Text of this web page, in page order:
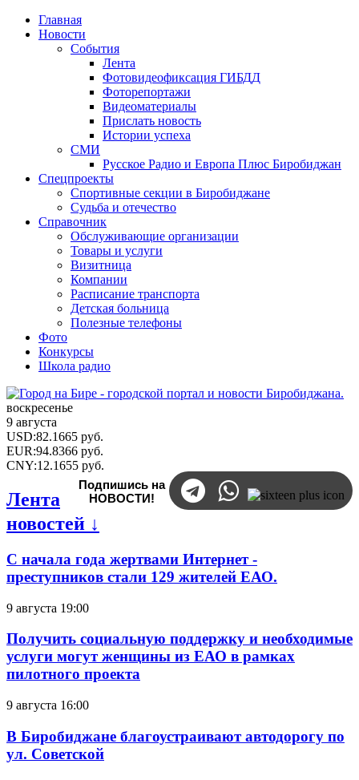
Главная
Новости
События
Лента
Фотовидеофиксация ГИБДД
Фоторепортажи
Видеоматериалы
Прислать новость
Истории успеха
СМИ
Русское Радио и Европа Плюс Биробиджан
Спецпроекты
Спортивные секции в Биробиджане
Судьба и отечество
Справочник
Обслуживающие организации
Товары и услуги
Визитница
Компании
Расписание транспорта
Детская больница
Полезные телефоны
Фото
Конкурсы
Школа радио
воскресенье
9 августа
USD:82.1665 руб.
EUR:94.8366 руб.
CNY:12.1655 руб.
Подпишись на
НОВОСТИ!
Лента
новостей ↓
С начала года жертвами Интернет -
преступников стали 129 жителей ЕАО.
9 августа 19:00
Получить социальную поддержку и необходимые
услуги могут женщины из ЕАО в рамках
пилотного проекта
9 августа 16:00
В Биробиджане благоустраивают автодорогу по
ул. Советской